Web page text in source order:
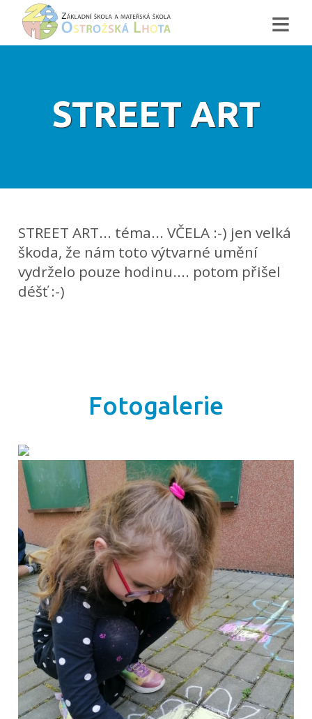
≡
STREET ART
STREET ART... téma... VČELA :-) jen velká
škoda, že nám toto výtvarné umění
vydrželo pouze hodinu.... potom přišel
déšť :-)
Fotogalerie